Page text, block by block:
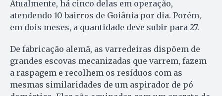
Atualmente, há cinco delas em operação,
atendendo 10 bairros de Goiânia por dia. Porém,
em dois meses, a quantidade deve subir para 27.
De fabricação alemã, as varredeiras dispõem de
grandes escovas mecanizadas que varrem, fazem
a raspagem e recolhem os resíduos com as
mesmas similaridades de um aspirador de pó